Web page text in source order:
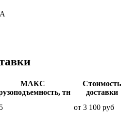
МАКС
тн
Стоимость
доставки
от 3 100 руб